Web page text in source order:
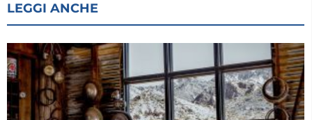
LEGGI ANCHE